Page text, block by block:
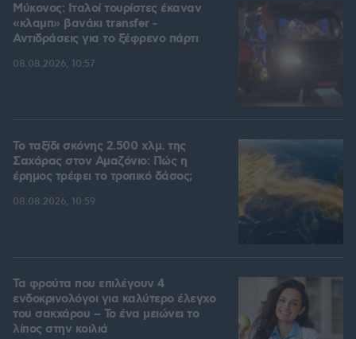
Μύκονος: Ιταλοί τουρίστες έκαναν
«κλαμπ» βανάκι transfer -
Αντιδράσεις για το ξέφρενο πάρτι
08.08.2026, 10:57
Το ταξίδι σκόνης 2.500 χλμ. της
Σαχάρας στον Αμαζόνιο: Πώς η
έρημος τρέφει το τροπικό δάσος;
08.08.2026, 10:59
Τα φρούτα που επιλέγουν 4
ενδοκρινολόγοι για καλύτερο έλεγχο
του σακχάρου – Το ένα μειώνει το
λίπος στην κοιλιά